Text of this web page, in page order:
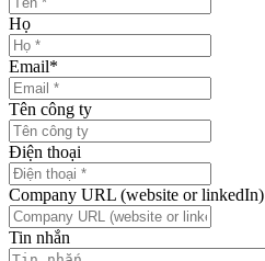
Họ
Email*
Tên công ty
Điện thoại
Company URL (website or linkedIn)
Tin nhắn